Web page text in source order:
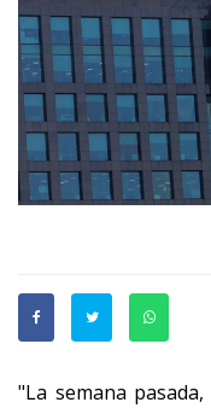
"La semana pasada,